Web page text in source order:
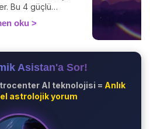
Bu 4 güçlü
hayatınızı nasıl
keşfedin.
oku
Asistan'a Sor!
AI teknolojisi = Anlık
astrolojik yorum